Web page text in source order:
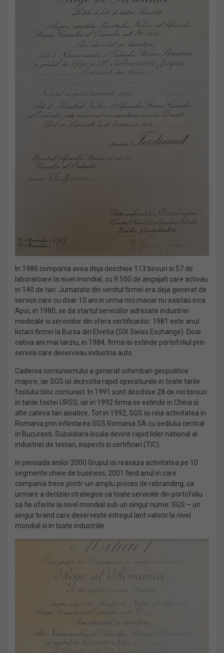
In 1980 compania avea deja deschise 113 birouri si 57 de
laboratoare la nivel mondial, cu 9.500 de angajati care activau
in 140 de tari. Jumatate din venitul firmei era deja generat de
servicii care cu doar 10 ani in urma nici macar nu existau inca.
Apoi, in 1980, se da startul serviciilor adresate industriei
medicale si serviciilor din sfera certificarilor. 1981 este anul
listarii firmei la Bursa din Elvetia (SIX Swiss Exchange). Doar
cativa ani mai tarziu, in 1984, firma isi extinde portofoliul prin
servicii care deserveau industria auto.
Caderea comunismului a generat schimbari geopolitice
majore, iar SGS isi dezvolta rapid operatiunile in toate tarile
fostului bloc comunist. In 1991 sunt deschise 28 de noi birouri
in tarile fostei URSS, iar in 1992 firma se extinde in China si
alte cateva tari asiatice. Tot in 1992, SGS isi reia activitatea in
Romania prin infiintarea SGS Romania SA cu sediului central
in Bucuresti. Subsidiara locala devine rapid lider national al
industriei de testari, inspectii si certificari (TIC).
In perioada anilor 2000 Grupul isi reasaza activitatea pe 10
segmente cheie de business, 2001 fiind anul in care
compania trece printr-un amplu proces de rebranding, ca
urmare a deciziei strategice ca toate serviciile din portofoliu
sa fie oferite la nivel mondial sub un singur nume: SGS – un
singur brand care deserveste intregul lant valoric la nivel
mondial si in toate industriile.